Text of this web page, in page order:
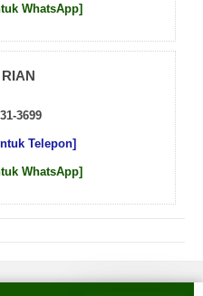
WhatsApp]
3699
Telepon]
WhatsApp]